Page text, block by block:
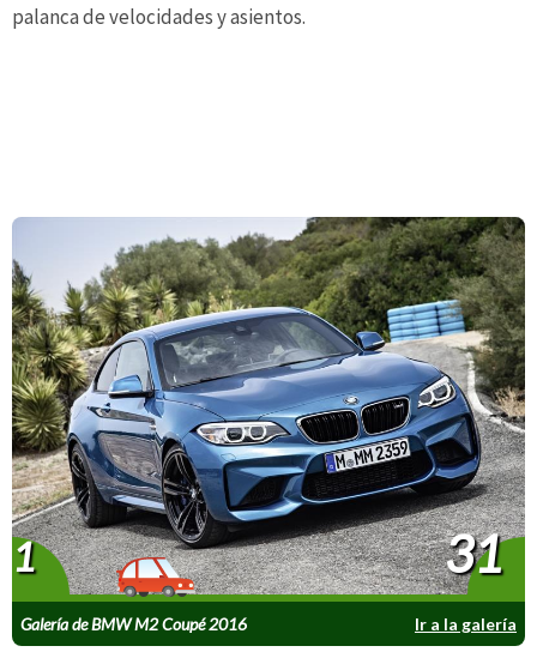
palanca de velocidades y asientos.
Galería de BMW M2 Coupé 2016 Ir a la galería
1 31